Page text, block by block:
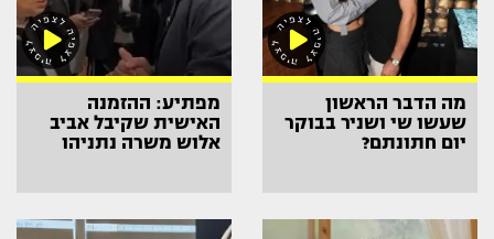
מה הדבר הראשון
שעשו שי ושניר בבוקר
יום חתונתם?
מפתיע: ההזמנה
האישית שקיבל אביב
אלוש משרה נתניהו